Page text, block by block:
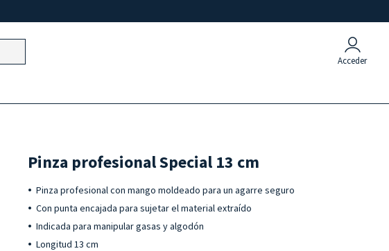
Acceder
Pinza profesional Special 13 cm
Pinza profesional con mango moldeado para un agarre seguro
Con punta encajada para sujetar el material extraído
Indicada para manipular gasas y algodón
Longitud 13 cm